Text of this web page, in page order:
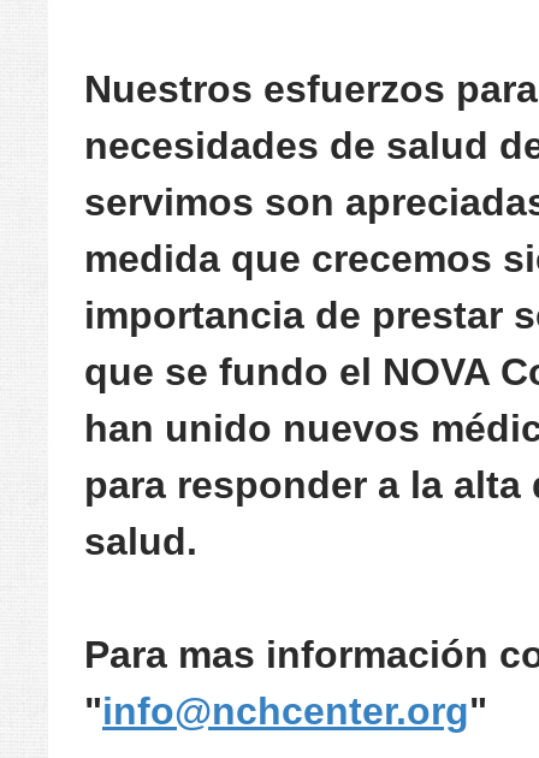
Nuestros esfuerzos
necesidades de salud
servimos son
medida que crecemos
importancia de prestar
que se fundo el NOVA
han unido nuevos
para responder a la
salud.
Para mas información
"info@nchcenter.org"